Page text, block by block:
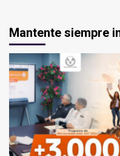
Mantente siempre